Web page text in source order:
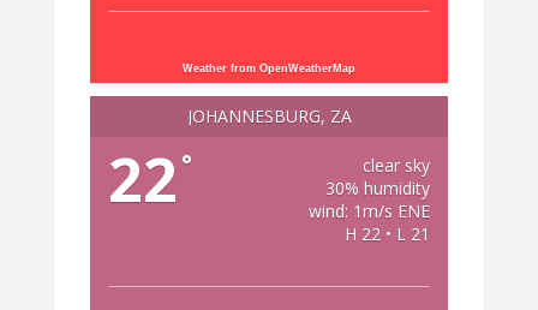
Weather from OpenWeatherMap
JOHANNESBURG, ZA
22 °
clear sky
30% humidity
wind: 1m/s ENE
H 22 • L 21